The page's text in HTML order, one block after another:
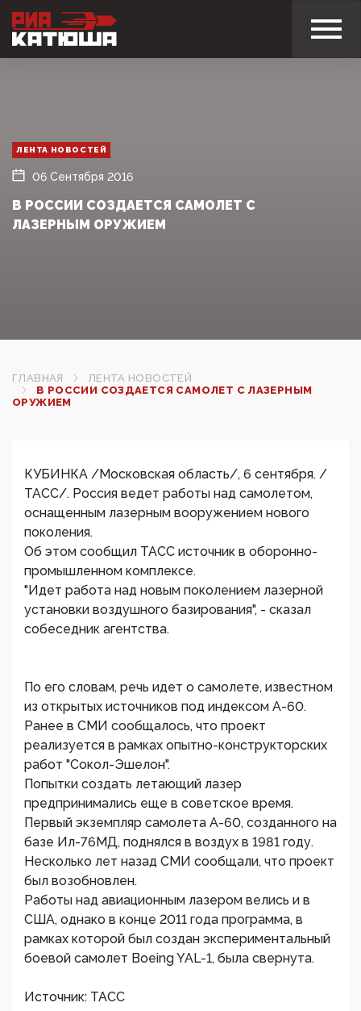
ЛЕНТА НОВОСТЕЙ
06 Сентября 2016
В РОССИИ СОЗДАЕТСЯ САМОЛЕТ С
ЛАЗЕРНЫМ ОРУЖИЕМ
ГЛАВНАЯ
ЛЕНТА НОВОСТЕЙ
В РОССИИ СОЗДАЕТСЯ САМОЛЕТ С ЛАЗЕРНЫМ
ОРУЖИЕМ
КУБИНКА /Московская область/, 6 сентября. /
ТАСС/. Россия ведет работы над самолетом,
оснащенным лазерным вооружением нового
поколения.
Об этом сообщил ТАСС источник в оборонно-
промышленном комплексе.
"Идет работа над новым поколением лазерной
установки воздушного базирования", - сказал
собеседник агентства.
По его словам, речь идет о самолете, известном
из открытых источников под индексом А-60.
Ранее в СМИ сообщалось, что проект
реализуется в рамках опытно-конструкторских
работ "Сокол-Эшелон".
Попытки создать летающий лазер
предпринимались еще в советское время.
Первый экземпляр самолета А-60, созданного на
базе Ил-76МД, поднялся в воздух в 1981 году.
Несколько лет назад СМИ сообщали, что проект
был возобновлен.
Работы над авиационным лазером велись и в
США, однако в конце 2011 года программа, в
рамках которой был создан экспериментальный
боевой самолет Boeing YAL-1, была свернута.
Источник: ТАСС